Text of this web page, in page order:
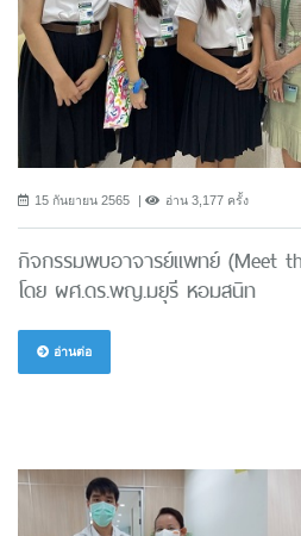
15 กันยายน 2565 อ่าน 3,177 ครั้ง
กิจกรรมพบอาจารย์แพทย์ (Meet
โดย ผศ.ดร.พญ.มยุรี หอมสนิท
อ่านต่อ